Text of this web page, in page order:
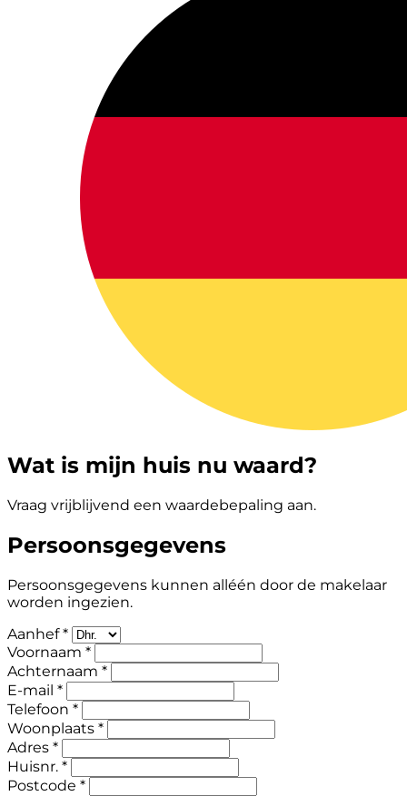
Wat is mijn huis nu waard?
Vraag vrijblijvend een waardebepaling aan.
Persoonsgegevens
Persoonsgegevens kunnen alléén door de makelaar
worden ingezien.
Aanhef *
Voornaam *
Achternaam *
E-mail *
Telefoon *
Woonplaats *
Adres *
Huisnr. *
Postcode *